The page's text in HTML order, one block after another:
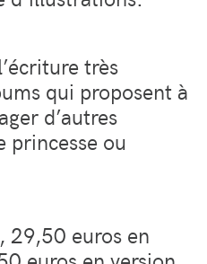
l’écriture très
qui proposent à
d’autres
princesse ou
, 29,50 euros en